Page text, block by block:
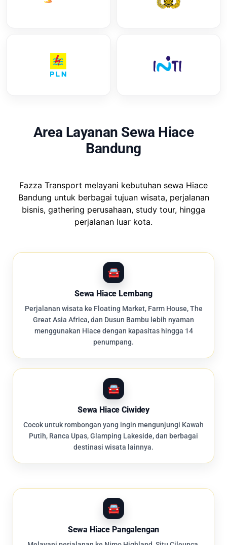
Area Layanan Sewa Hiace
Bandung
Fazza Transport melayani kebutuhan sewa Hiace
Bandung untuk berbagai tujuan wisata, perjalanan
bisnis, gathering perusahaan, study tour, hingga
perjalanan luar kota.
Sewa Hiace Lembang
Perjalanan wisata ke Floating Market, Farm House, The
Great Asia Africa, dan Dusun Bambu lebih nyaman
menggunakan Hiace dengan kapasitas hingga 14
penumpang.
Sewa Hiace Ciwidey
Cocok untuk rombongan yang ingin mengunjungi Kawah
Putih, Ranca Upas, Glamping Lakeside, dan berbagai
destinasi wisata lainnya.
Sewa Hiace Pangalengan